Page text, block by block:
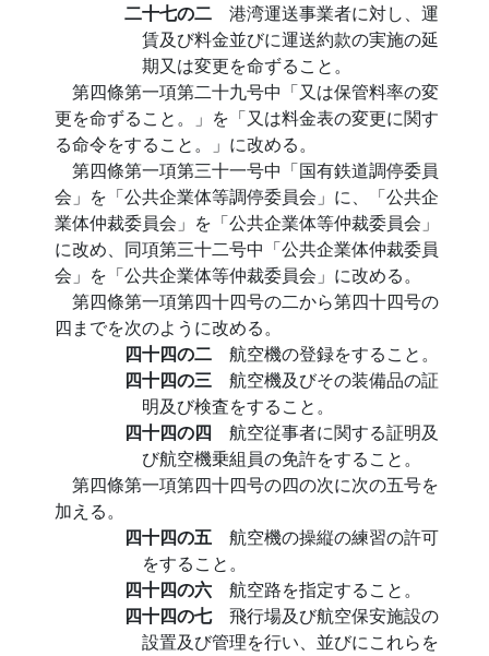
二十七の二 港湾運送事業者に対し、運
賃及び料金並びに運送約款の実施の延
期又は変更を命ずること。
第四條第一項第二十九号中「又は保管料率の変
更を命ずること。」を「又は料金表の変更に関す
る命令をすること。」に改める。
第四條第一項第三十一号中「国有鉄道調停委員
会」を「公共企業体等調停委員会」に、「公共企
業体仲裁委員会」を「公共企業体等仲裁委員会」
に改め、同項第三十二号中「公共企業体仲裁委員
会」を「公共企業体等仲裁委員会」に改める。
第四條第一項第四十四号の二から第四十四号の
四までを次のように改める。
四十四の二 航空機の登録をすること。
四十四の三 航空機及びその装備品の証
明及び検査をすること。
四十四の四 航空従事者に関する証明及
び航空機乗組員の免許をすること。
第四條第一項第四十四号の四の次に次の五号を
加える。
四十四の五 航空機の操縦の練習の許可
をすること。
四十四の六 航空路を指定すること。
四十四の七 飛行場及び航空保安施設の
設置及び管理を行い、並びにこれらを